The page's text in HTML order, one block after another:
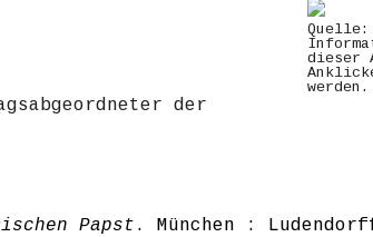
Quelle:
dieser
werden.
der
Papst . München :